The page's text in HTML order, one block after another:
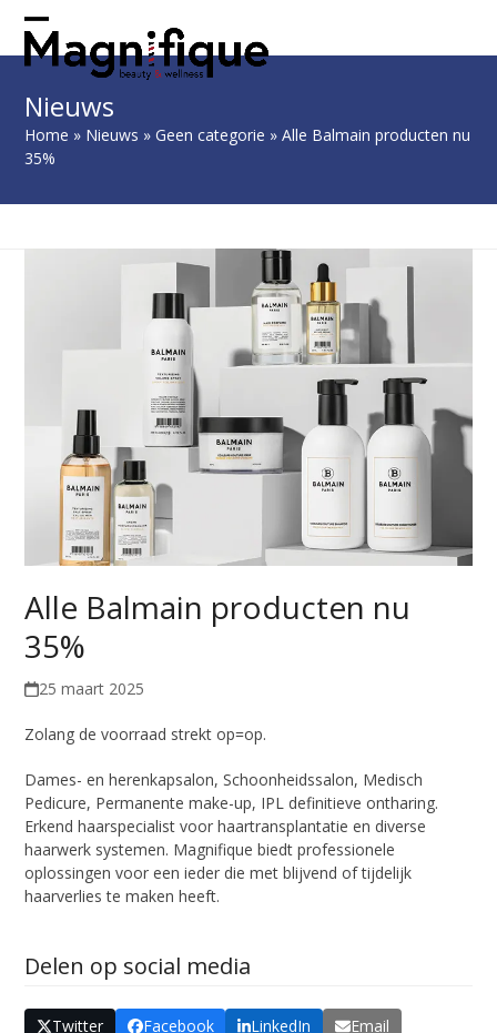
contentOpen
mobile
menu
Close
mobile
menu
Nieuws
Home » Nieuws »Geen categorie »Alle Balmain producten nu
35%
Alle Balmain producten nu
35%
25 maart 2025
Zolang de voorraad strekt op=op.
Dames- en herenkapsalon, Schoonheidssalon, Medisch
Pedicure, Permanente make-up, IPL definitieve ontharing.
Erkend haarspecialist voor haartransplantatie en diverse
haarwerk systemen. Magnifique biedt professionele
oplossingen voor een ieder die met blijvend of tijdelijk
haarverlies te maken heeft.
Delen op social media
Twitter Facebook LinkedIn
Email